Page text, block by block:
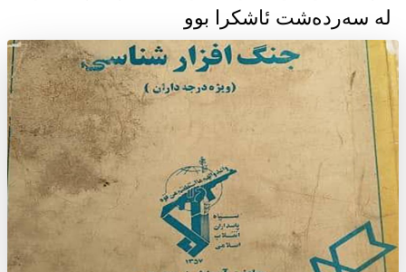
لە سەردەشت ئاشکرا بوو